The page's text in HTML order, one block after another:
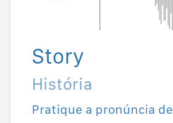
Story
História
Pratique a pronúncia